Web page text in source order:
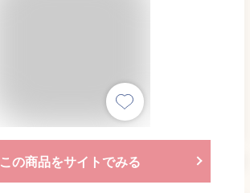
この商品をサイトでみる